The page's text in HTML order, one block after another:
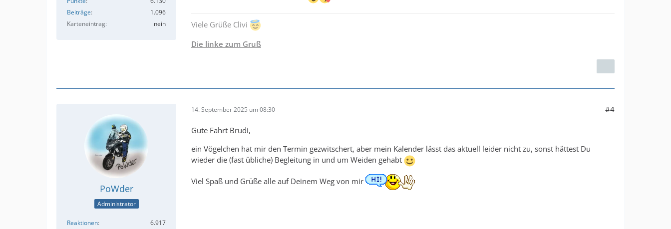
Beiträge
1.096
Karteneintrag
nein
Viele Grüße Clivi
Die linke zum Gruß
PoWder
Administrator
Reaktionen
6.917
14. September 2025 um 08:30 #4
Gute Fahrt Brudi,
ein Vögelchen hat mir den Termin gezwitschert, aber mein Kalender lässt das aktuell leider nicht zu, sonst hättest Du
wieder die (fast übliche) Begleitung in und um Weiden gehabt
Viel Spaß und Grüße alle auf Deinem Weg von mir